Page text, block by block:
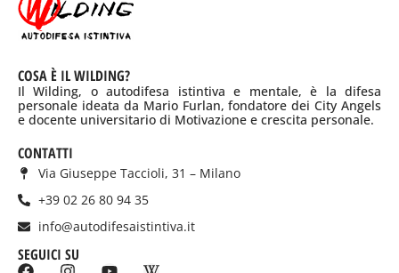
COSA È IL WILDING?
Il Wilding, o autodifesa istintiva e mentale, è la difesa
personale ideata da Mario Furlan, fondatore dei City Angels
e docente universitario di Motivazione e crescita personale.
CONTATTI
Via Giuseppe Taccioli, 31 – Milano
+39 02 26 80 94 35
info@autodifesaistintiva.it
SEGUICI SU